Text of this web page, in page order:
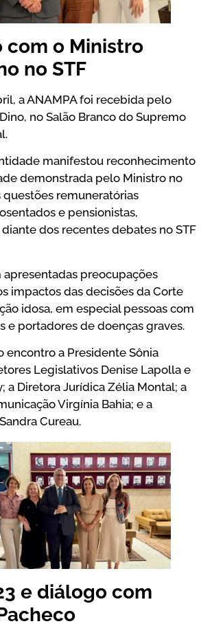
com o Ministro
no STF
a ANAMPA foi recebida pelo
no Salão Branco do Supremo
manifestou reconhecimento
demonstrada pelo Ministro no
remuneratórias
e pensionistas,
dos recentes debates no STF
apresentadas preocupações
impactos das decisões da Corte
idosa, em especial pessoas com
e portadores de doenças graves.
encontro a Presidente Sônia
Legislativos Denise Lapolla e
a Diretora Jurídica Zélia Montal; a
Virgínia Bahia; e a
Cureau.
e diálogo com